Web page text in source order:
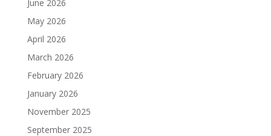
June 2026
May 2026
April 2026
March 2026
February 2026
January 2026
November 2025
September 2025